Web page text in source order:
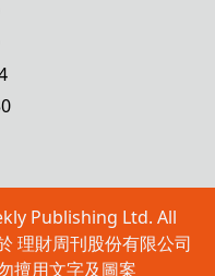
Publishing Ltd. All
理財周刊股份有限公司
擅用文字及圖案